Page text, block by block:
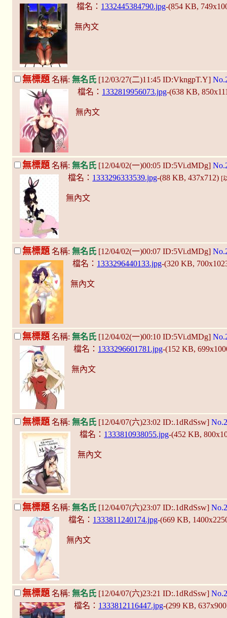
檔名： 1332445384790.jpg-(854 KB,
無內文
無標題名稱: 無名氏 [12/03/27(二)11:45 ID:VkngpT.Y]
檔名： 1332819956073.jpg-(638 KB,
無內文
無標題 名稱: 無名氏 [12/04/02(一)00:05 ID:5Vi.dMDg]
檔名： 1333296333539.jpg-(88 KB, 437x712) [
無內文
無標題 名稱: 無名氏 [12/04/02(一)00:07 ID:5Vi.dMDg]
檔名： 1333296440133.jpg-(320 KB,
無內文
無標題 名稱: 無名氏 [12/04/02(一)00:10 ID:5Vi.dMDg]
檔名： 1333296601781.jpg-(152 KB,
無內文
無標題 名稱: 無名氏 [12/04/07(六)23:02 ID:.1dRdSsw]
檔名： 1333810938055.jpg-(452 KB,
無內文
無標題名稱: 無名氏 [12/04/07(六)23:07 ID:.1dRdSsw]
檔名： 1333811240174.jpg-(669 KB,
無內文
無標題 名稱: 無名氏 [12/04/07(六)23:21 ID:.1dRdSsw]
檔名： 1333812116447.jpg-(299 KB,